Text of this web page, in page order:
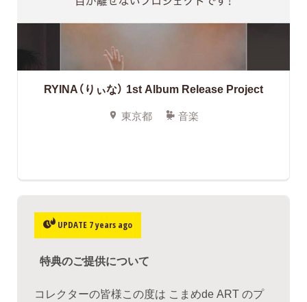
RYINA（りぃな） 1st Album Release Project
東京都 音楽
UPDATE 7 years ago
特典のご提供について
コレクターの皆様この度は こまめde ART のプ